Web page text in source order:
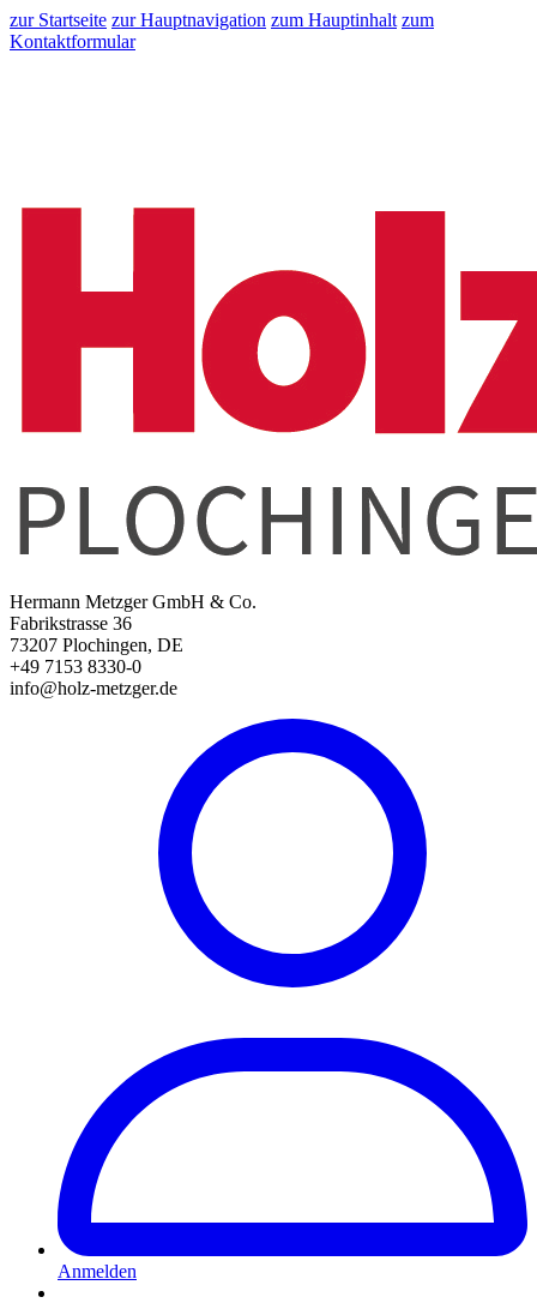
zur Startseite zur Hauptnavigation zum Hauptinhalt zum
Kontaktformular
Hermann Metzger GmbH & Co.
Fabrikstrasse 36
73207 Plochingen, DE
+49 7153 8330-0
info@holz-metzger.de
Anmelden